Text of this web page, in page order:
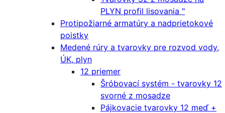
PLYN profil lisovania "
Protipožiarné armatúry a nadprietokové
poistky
Medené rúry a tvarovky pre rozvod vody,
ÚK, plyn
12 priemer
Šróbovací systém - tvarovky 12
svorné z mosadze
Pájkovacie tvarovky 12 meď +